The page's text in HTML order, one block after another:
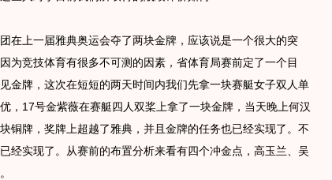
上一届雅典奥运会夺了两块金牌，应该说是一个很大的突
为竞技体育有很多不可测的因素，省体育局赛前定了一个目
金牌，这次在短短的两天时间内我们先拿一块赛艇女子双人单
，17号金紫薇在赛艇四人双桨上拿了一块金牌，当天晚上何汉
铜牌，奖牌上超越了雅典，并且金牌的任务也已经实现了。不
经实现了。从赛前的布置分析来看有四个冲金点，高玉兰、吴